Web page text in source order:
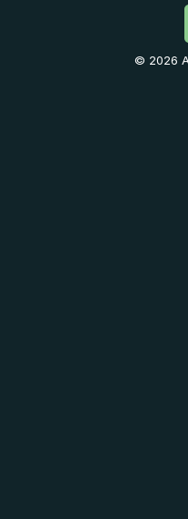
© 2026